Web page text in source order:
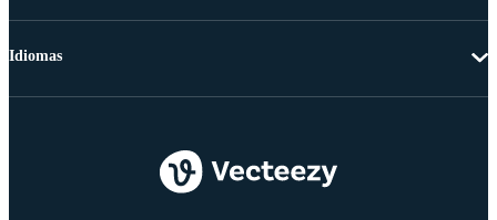
Idiomas